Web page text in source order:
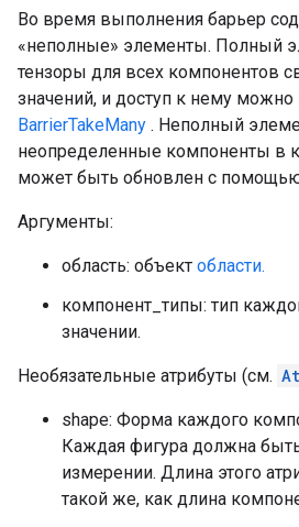
Во время выполнения барьер
«неполные» элементы. Полный
тензоры для всех компонентов
значений, и доступ к нему
BarrierTakeMany . Неполный
неопределенные компоненты в
может быть обновлен с
Аргументы:
область: объект области.
компонент_типы: тип
значении.
Необязательные атрибуты (см.
shape: Форма каждого
Каждая фигура должна
измерении. Длина этого
такой же, как длина